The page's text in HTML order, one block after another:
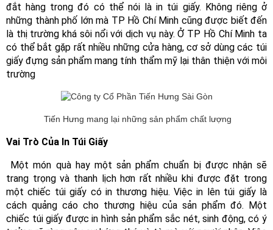
đắt hàng trong đó có thể nói là in túi giấy. Không riêng ở
những thành phố lớn mà TP Hồ Chí Minh cũng được biết đến
là thị trường khá sôi nổi với dịch vụ này. Ở TP Hồ Chí Minh ta
có thể bắt gặp rất nhiều những cửa hàng, cơ sở dùng các túi
giấy đựng sản phẩm mang tính thẩm mỹ lại thân thiện với môi
trường
Tiến Hưng mang lại những sản phẩm chất lượng
Vai Trò Của In Túi Giấy
Một món quà hay một sản phẩm chuẩn bị được nhận sẽ
trang trọng và thanh lịch hơn rất nhiều khi được đặt trong
một chiếc túi giấy có in thương hiệu. Việc in lên túi giấy là
cách quảng cáo cho thương hiệu của sản phẩm đó. Một
chiếc túi giấy được in hình sản phẩm sắc nét, sinh động, có ý